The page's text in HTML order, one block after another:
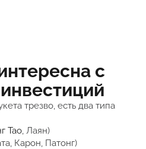
с
трезво, есть два типа
Тао , Лаян)
Карон, Патонг)